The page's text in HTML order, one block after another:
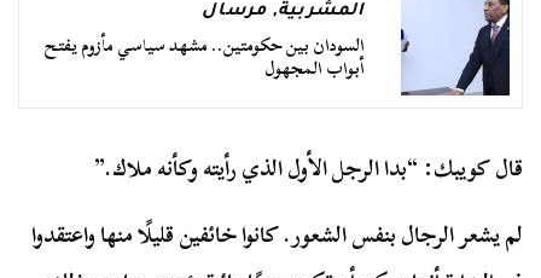
المشربية,مرسال
السودان بين حكومتين.. مشهد سياسي مأزوم يفتح
أبواب المجهول
قال كويبك: “بدا الرجل الأول الذي رأيته وكأنه ملاك.”
لم يشعر الرجال بنفس الشعور. كانوا خائفين قليلًا منها واعتقدوا